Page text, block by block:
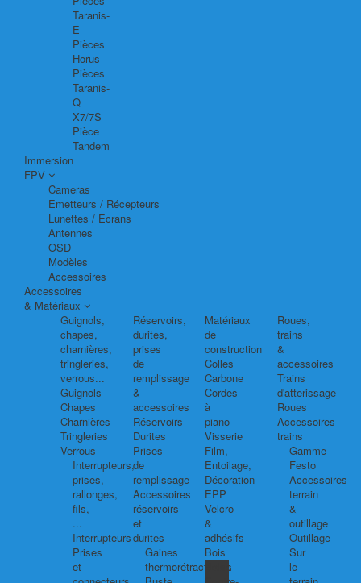
Taranis-
E
Pièces
Horus
Pièces
Taranis-
Q
X7/7S
Pièce
Tandem
Immersion
FPV
Cameras
Emetteurs / Récepteurs
Lunettes / Ecrans
Antennes
OSD
Modèles
Accessoires
Accessoires
& Matériaux
Guignols,
chapes,
charnières,
tringleries,
verrous...
Guignols
Chapes
Charnières
Tringleries
Verrous
Interrupteurs,
prises,
rallonges,
fils,
...
Interrupteurs
Prises
et
Réservoirs,
durites,
prises
de
remplissage
&
accessoires
Réservoirs
Durites
Prises
de
remplissage
Accessoires
réservoirs
et
durites
Gaines
thermorétractables
Matériaux
de
construction
Colles
Carbone
Cordes
à
piano
Visserie
Film,
Entoilage,
Décoration
EPP
Velcro
&
adhésifs
Bois
Balsa
Roues,
trains
&
accessoires
Trains
d'atterissage
Roues
Accessoires
trains
Gamme
Festo
Accessoires
terrain
&
outillage
Outillage
Sur
le